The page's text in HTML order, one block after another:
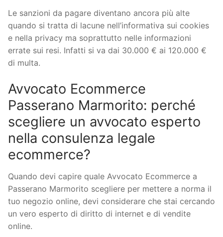
Le sanzioni da pagare diventano ancora più alte
quando si tratta di lacune nell’informativa sui cookies
e nella privacy ma soprattutto nelle informazioni
errate sui resi. Infatti si va dai 30.000 € ai 120.000 €
di multa.
Avvocato Ecommerce
Passerano Marmorito: perché
scegliere un avvocato esperto
nella consulenza legale
ecommerce?
Quando devi capire quale Avvocato Ecommerce a
Passerano Marmorito scegliere per mettere a norma il
tuo negozio online, devi considerare che stai cercando
un vero esperto di diritto di internet e di vendite
online.